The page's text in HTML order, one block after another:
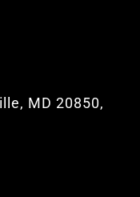
MD 20850,